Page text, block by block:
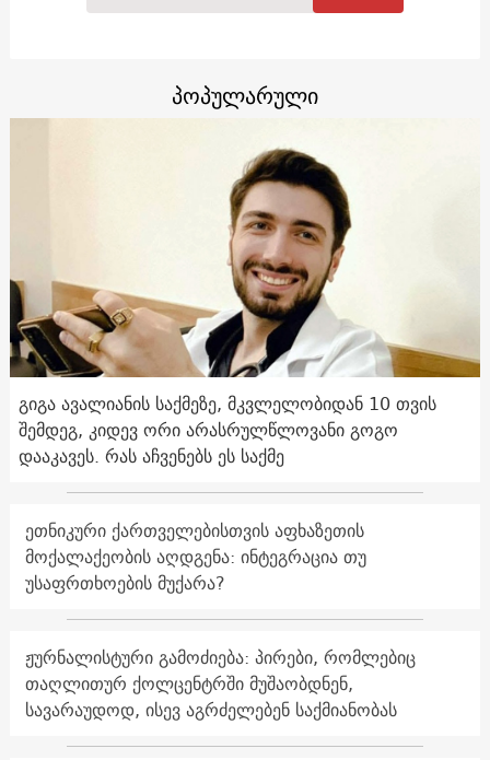
პოპულარული
გიგა ავალიანის საქმეზე, მკვლელობიდან 10 თვის
შემდეგ, კიდევ ორი არასრულწლოვანი გოგო
დააკავეს. რას აჩვენებს ეს საქმე
ეთნიკური ქართველებისთვის აფხაზეთის
მოქალაქეობის აღდგენა: ინტეგრაცია თუ
უსაფრთხოების მუქარა?
ჟურნალისტური გამოძიება: პირები, რომლებიც
თაღლითურ ქოლცენტრში მუშაობდნენ,
სავარაუდოდ, ისევ აგრძელებენ საქმიანობას